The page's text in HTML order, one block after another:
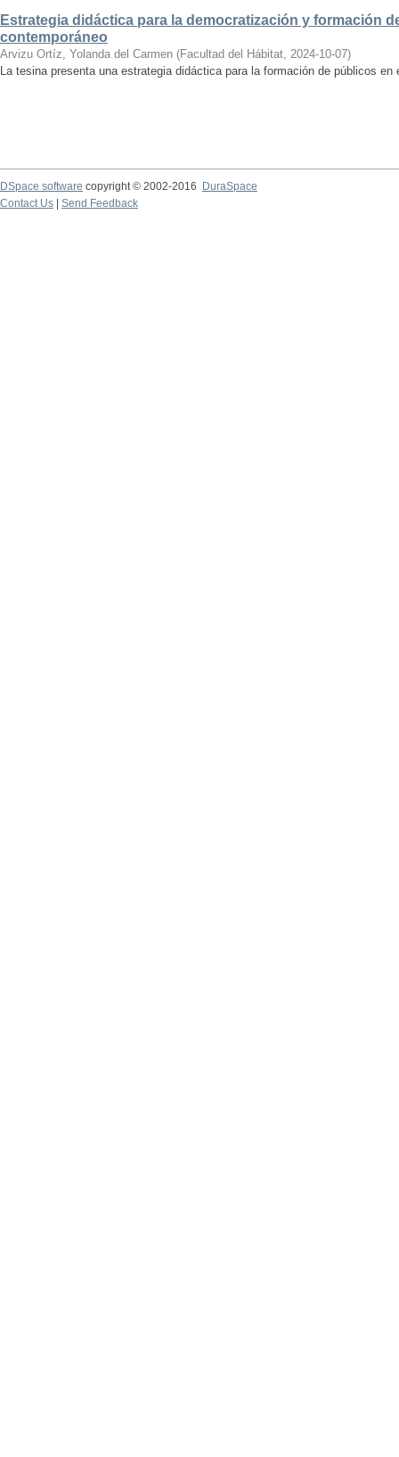
Estrategia didáctica para la democratización y formación
contemporáneo
Arvizu Ortíz, Yolanda del Carmen (Facultad del Hábitat, 2024-10-07)
La tesina presenta una estrategia didáctica para la formación de públicos en
DSpace software copyright © 2002-2016
DuraSpace
Contact Us
Send Feedback